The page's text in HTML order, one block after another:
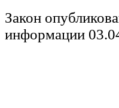
Закон
информации